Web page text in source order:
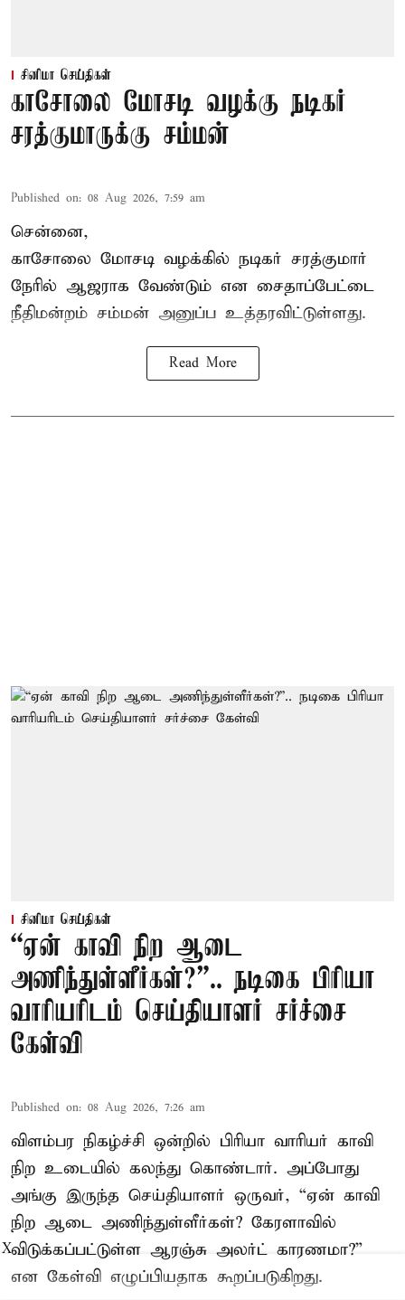
சினிமா செய்திகள்
காசோலை மோசடி வழக்கு நடிகர்
சரத்குமாருக்கு சம்மன்
Published on: 08 Aug 2026, 7:59 am
சென்னை,
காசோலை மோசடி வழக்கில் நடிகர் சரத்குமார்
நேரில் ஆஜராக வேண்டும் என சைதாப்பேட்டை
நீதிமன்றம் சம்மன் அனுப்ப உத்தரவிட்டுள்ளது.
Read More
சினிமா செய்திகள்
“ஏன் காவி நிற ஆடை
அணிந்துள்ளீர்கள்?”.. நடிகை பிரியா
வாரியரிடம் செய்தியாளர் சர்ச்சை
கேள்வி
Published on: 08 Aug 2026, 7:26 am
விளம்பர நிகழ்ச்சி ஒன்றில் பிரியா வாரியர் காவி
நிற உடையில் கலந்து கொண்டார். அப்போது
அங்கு இருந்த செய்தியாளர் ஒருவர், “ஏன் காவி
நிற ஆடை அணிந்துள்ளீர்கள்? கேரளாவில்
விடுக்கப்பட்டுள்ள ஆரஞ்சு அலர்ட் காரணமா?”
என கேள்வி எழுப்பியதாக கூறப்படுகிறது.
X